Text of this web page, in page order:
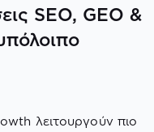
SEO, GEO &
λειτουργούν πιο